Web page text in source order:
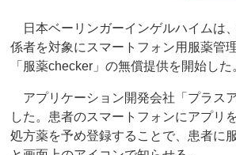
日本ベーリンガーインゲルハイムは
係者を対象にスマートフォン用服薬管
「服薬checker」の無償提供を開始した
アプリケーション開発会社「プラス
した。患者のスマートフォンにアプリ
処方薬を予め登録することで、患者に